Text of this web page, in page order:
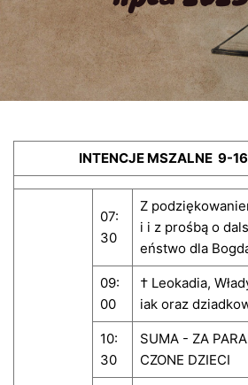
INTENCJE MSZALNE 9-
07:
30
Z
i i z prośbą o
eństwo dla
09:
00
† Leokadia,
iak oraz
10:
30
SUMA - ZA
CZONE DZIECI